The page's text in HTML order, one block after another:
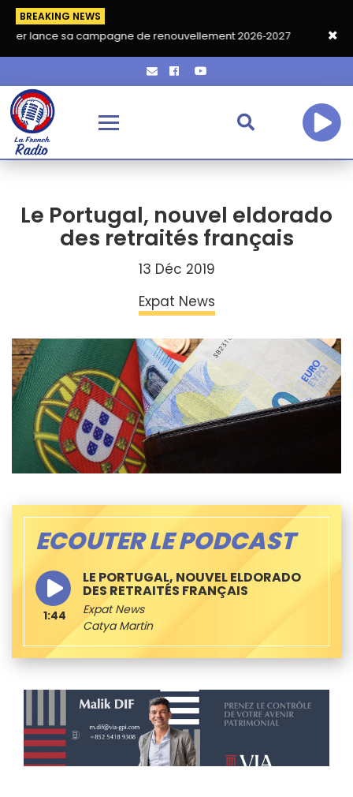
BREAKING NEWS
campagne de renouvellement 2026‑2027 Grand café de
Le Portugal, nouvel eldorado
des retraités français
13 Déc 2019
Expat News
ECOUTER LE PODCAST
LE PORTUGAL, NOUVEL ELDORADO
DES RETRAITÉS FRANÇAIS
Expat News
Catya Martin
1:44